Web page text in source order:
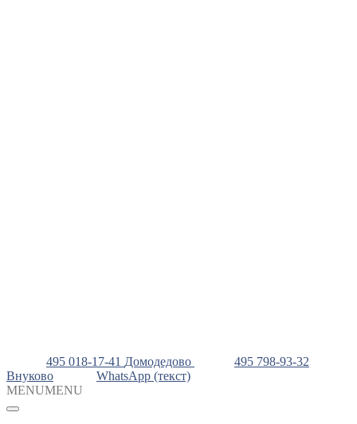
495 018-17-41 Домодедово
495 798-93-32
Внуково
WhatsApp (текст)
MENUMENU